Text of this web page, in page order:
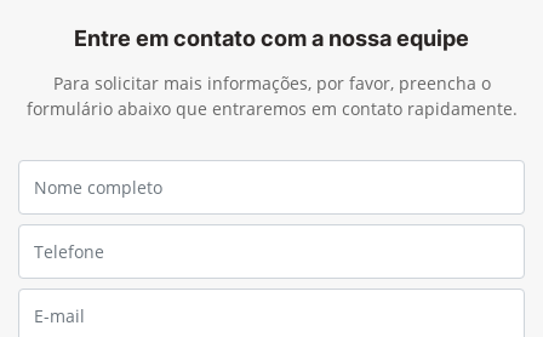
Entre em contato com a nossa equipe
Para solicitar mais informações, por favor, preencha o
formulário abaixo que entraremos em contato rapidamente.